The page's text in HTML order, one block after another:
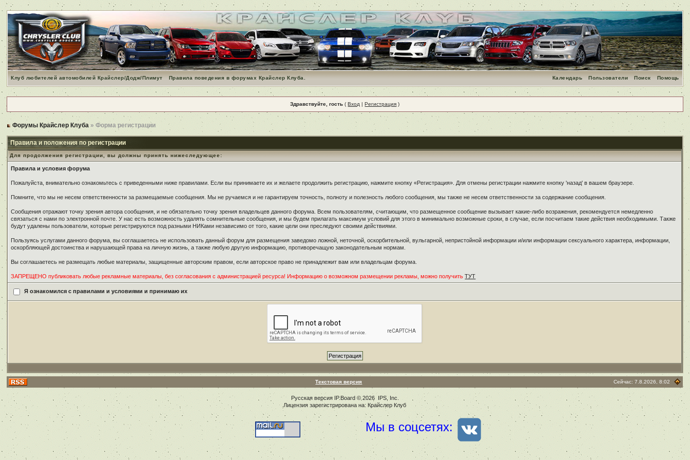
Клуб любителей автомобилей Крайслер/Додж/Плимут Правила поведения в форумах Крайслер Клуба. Помощь
Поиск
Пользователи
Календарь
Здравствуйте, гость (Вход |Регистрация )
Форумы Крайслер Клуба » Форма регистрации
Правила и положения по регистрации
Для продолжения регистрации, вы должны принять нижеследующее:
Правила и условия форума
Пожалуйста, внимательно ознакомьтесь с приведенными ниже правилами. Если вы принимаете их и желаете продолжить регистрацию, нажмите кнопку «Регистрация». Для отмены регистрации нажмите кнопку 'назад' в вашем браузере.
Помните, что мы не несем ответственности за размещаемые сообщения. Мы не ручаемся и не гарантируем точность, полноту и полезность любого сообщения, мы также не несем ответственности за содержание сообщения.
Сообщения отражают точку зрения автора сообщения, и не обязательно точку зрения владельцев данного форума. Всем пользователям, считающим, что размещенное сообщение вызывает какие-либо возражения, рекомендуется немедленно
связаться с нами по электронной почте. У нас есть возможность удалять сомнительные сообщения, и мы будем прилагать максимум условий для этого в минимально возможные сроки, в случае, если посчитаем такие действия необходимыми. Также
будут удалены пользователи, которые регистрируются под разными НИКами независимо от того, какие цели они преследуют своими действиями.
Пользуясь услугами данного форума, вы соглашаетесь не использовать данный форум для размещения заведомо ложной, неточной, оскорбительной, вульгарной, непристойной информации и/или информации сексуального характера, информации,
оскорбляющей достоинства и нарушающей права на личную жизнь, а также любую другую информацию, противоречащую законодательным нормам.
Вы соглашаетесь не размещать любые материалы, защищенные авторским правом, если авторское право не принадлежит вам или владельцам форума.
ЗАПРЕЩЕНО публиковать любые рекламные материалы, без согласования с администрацией ресурса! Информацию о возможном размещении рекламы, можно получитьТУТ
Я ознакомился с правилами и условиями и принимаю их
Текстовая версия Сейчас: 7.8.2026, 8:02
Русская версия IP.Board© 2026 IPS, Inc
Лицензия зарегистрирована на: Крайслер Клуб
Мы в соцсетях: